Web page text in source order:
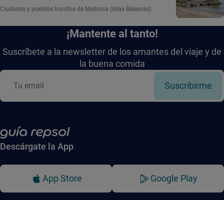
Ciudades y pueblos bonitos de Mallorca (Islas Baleares)
¡Mantente al tanto!
Suscríbete a la newsletter de los amantes del viaje y de
la buena comida
Suscribirme
Descárgate la App
App Store Google Play